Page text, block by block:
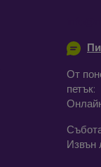
От
петък:
Извън